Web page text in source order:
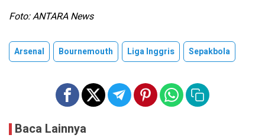
Foto: ANTARA News
Arsenal Bournemouth Liga Inggris Sepakbola
Baca Lainnya